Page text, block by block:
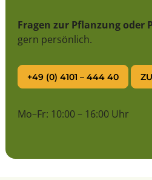
Fragen zur Pflanzung oder
gern persönlich.
+49 (0) 4101 – 444 40
Mo–Fr: 10:00 – 16:00 Uhr